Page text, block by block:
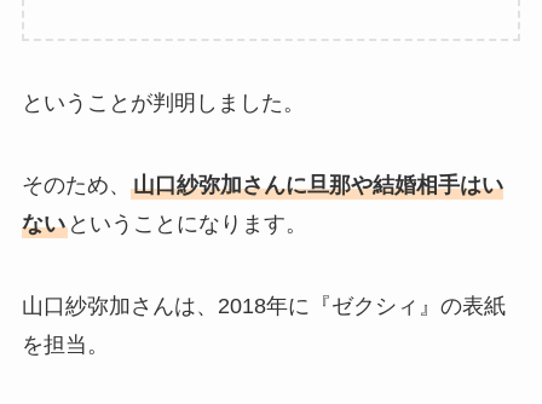
ということが判明しました。
そのため、 山口紗弥加さんに旦那や結婚相手はい
ないということになります。
山口紗弥加さんは、2018年に『ゼクシィ』の表紙
を担当。